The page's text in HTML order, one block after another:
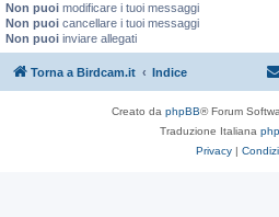
Non puoi modificare i tuoi messaggi
Non puoi cancellare i tuoi messaggi
Non puoi inviare allegati
Torna a Birdcam.it Indice
Creato da phpBB® Forum
Traduzione Italiana
Privacy |